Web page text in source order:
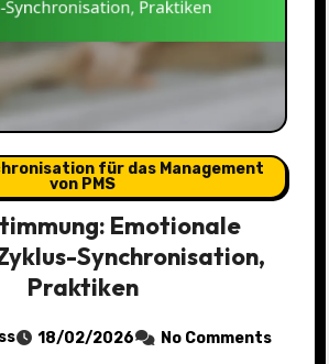
für das Management
von PMS
Emotionale
Synchronisation,
Praktiken
18/02/2026 No Comments